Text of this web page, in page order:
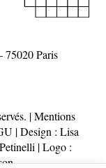
75020 Paris
|Mentions
| Design : Lisa
| Logo :